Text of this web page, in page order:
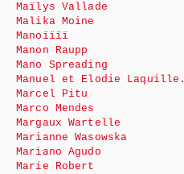
Maïlys Vallade
Malika Moine
Manoïïïï
Manon Raupp
Mano Spreading
Manuel et Elodie Laquille.
Marcel Pitu
Marco Mendes
Margaux Wartelle
Marianne Wasowska
Mariano Agudo
Marie Robert